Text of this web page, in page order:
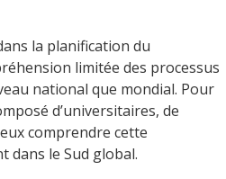
la planification du
limitée des processus
national que mondial. Pour
d’universitaires, de
comprendre cette
dans le Sud global.